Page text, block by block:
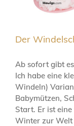
Der
Ab sofort gibt
Ich habe eine
Windeln)
Babymützen,
Start. Er ist
Winter zur Welt